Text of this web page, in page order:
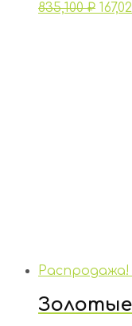
835,100₽
Распродажа!
Золотые